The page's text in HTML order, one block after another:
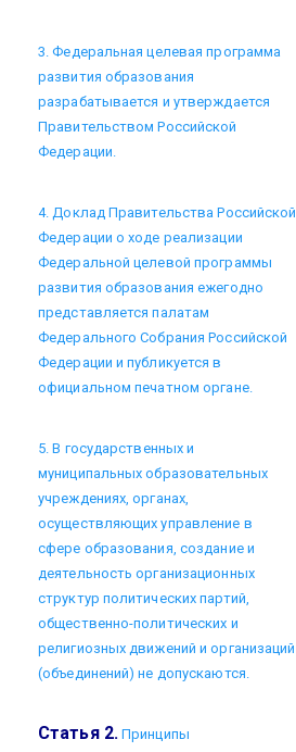
3. Федеральная целевая программа
развития образования
разрабатывается и утверждается
Правительством Российской
Федерации.
4. Доклад Правительства Российской
Федерации о ходе реализации
Федеральной целевой программы
развития образования ежегодно
представляется палатам
Федерального Собрания Российской
Федерации и публикуется в
официальном печатном органе.
5. В государственных и
муниципальных образовательных
учреждениях, органах,
осуществляющих управление в
сфере образования, создание и
деятельность организационных
структур политических партий,
общественно-политических и
религиозных движений и организаций
(объединений) не допускаются.
Статья 2. Принципы